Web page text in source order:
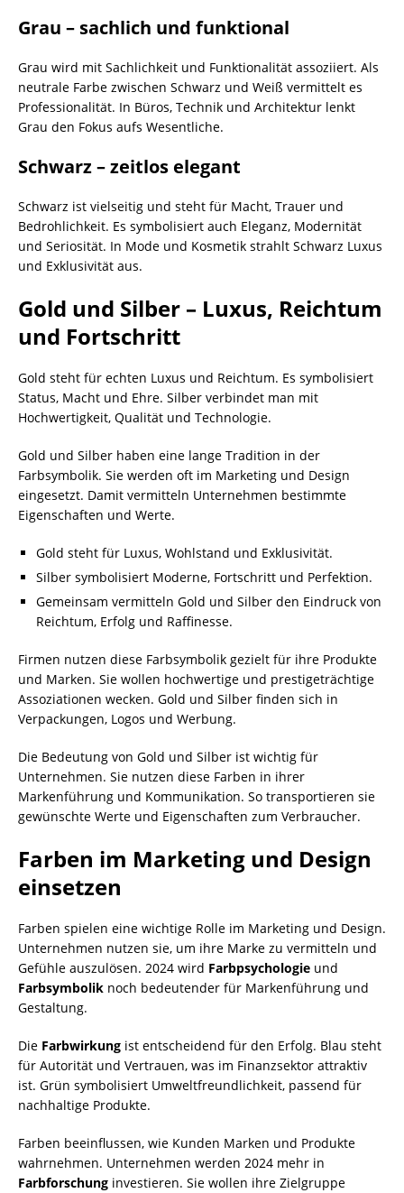
Grau – sachlich und funktional
Grau wird mit Sachlichkeit und Funktionalität assoziiert. Als
neutrale Farbe zwischen Schwarz und Weiß vermittelt es
Professionalität. In Büros, Technik und Architektur lenkt
Grau den Fokus aufs Wesentliche.
Schwarz – zeitlos elegant
Schwarz ist vielseitig und steht für Macht, Trauer und
Bedrohlichkeit. Es symbolisiert auch Eleganz, Modernität
und Seriosität. In Mode und Kosmetik strahlt Schwarz Luxus
und Exklusivität aus.
Gold und Silber – Luxus, Reichtum
und Fortschritt
Gold steht für echten Luxus und Reichtum. Es symbolisiert
Status, Macht und Ehre. Silber verbindet man mit
Hochwertigkeit, Qualität und Technologie.
Gold und Silber haben eine lange Tradition in der
Farbsymbolik. Sie werden oft im Marketing und Design
eingesetzt. Damit vermitteln Unternehmen bestimmte
Eigenschaften und Werte.
Gold steht für Luxus, Wohlstand und Exklusivität.
Silber symbolisiert Moderne, Fortschritt und Perfektion.
Gemeinsam vermitteln Gold und Silber den Eindruck von
Reichtum, Erfolg und Raffinesse.
Firmen nutzen diese Farbsymbolik gezielt für ihre Produkte
und Marken. Sie wollen hochwertige und prestigeträchtige
Assoziationen wecken. Gold und Silber finden sich in
Verpackungen, Logos und Werbung.
Die Bedeutung von Gold und Silber ist wichtig für
Unternehmen. Sie nutzen diese Farben in ihrer
Markenführung und Kommunikation. So transportieren sie
gewünschte Werte und Eigenschaften zum Verbraucher.
Farben im Marketing und Design
einsetzen
Farben spielen eine wichtige Rolle im Marketing und Design.
Unternehmen nutzen sie, um ihre Marke zu vermitteln und
Gefühle auszulösen. 2024 wird Farbpsychologie und
Farbsymbolik noch bedeutender für Markenführung und
Gestaltung.
Die Farbwirkung ist entscheidend für den Erfolg. Blau steht
für Autorität und Vertrauen, was im Finanzsektor attraktiv
ist. Grün symbolisiert Umweltfreundlichkeit, passend für
nachhaltige Produkte.
Farben beeinflussen, wie Kunden Marken und Produkte
wahrnehmen. Unternehmen werden 2024 mehr in
Farbforschung investieren. Sie wollen ihre Zielgruppe